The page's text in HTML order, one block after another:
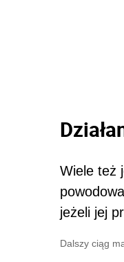
Wiele też
jeżeli jej
Dalszy ciąg